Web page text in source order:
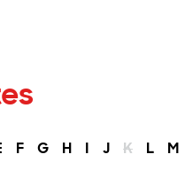
F G H I J K L M